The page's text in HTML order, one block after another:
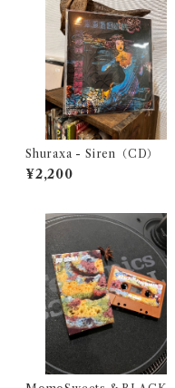
Shuraxa - Siren（CD）
¥2,200